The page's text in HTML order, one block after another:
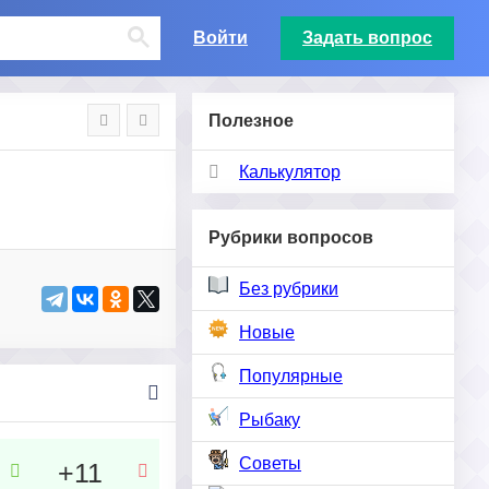
Войти Задать вопрос
Полезное
Калькулятор
Рубрики вопросов
Без рубрики
Новые
Популярные
Рыбаку
Советы
+11